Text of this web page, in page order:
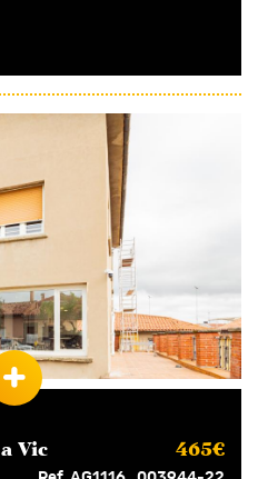
a Vic 465€